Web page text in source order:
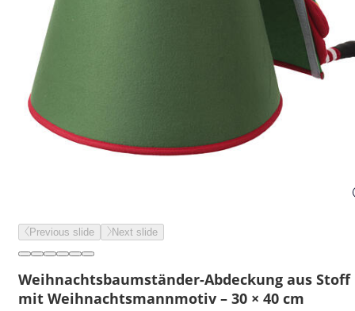
Previous slide Next slide
Weihnachtsbaumständer-Abdeckung aus Stoff
mit Weihnachtsmannmotiv – 30 × 40 cm